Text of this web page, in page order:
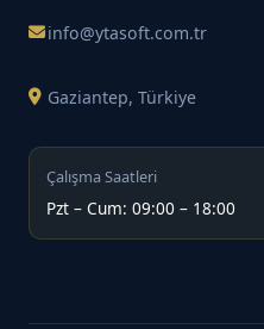
info@ytasoft.com.tr
Gaziantep, Türkiye
Çalışma Saatleri
Pzt – Cum: 09:00 – 18:00